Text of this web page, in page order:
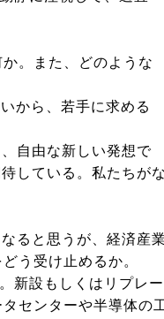
。また、どのような
から、若手に求める
自由な新しい発想で
している。私たちが
ると思うが、経済産業
う受け止めるか。
新設もしくはリプレー
センターや半導体の